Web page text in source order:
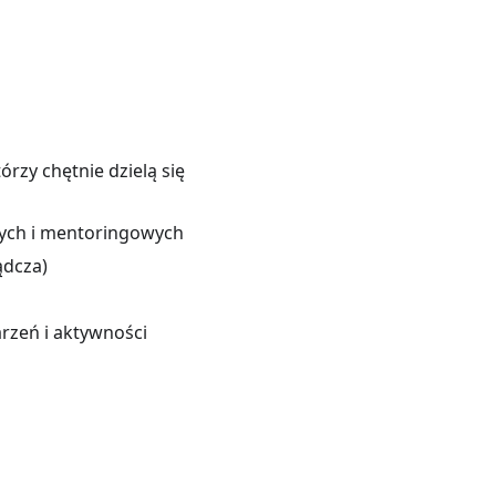
chętnie dzielą się
i mentoringowych
i aktywności